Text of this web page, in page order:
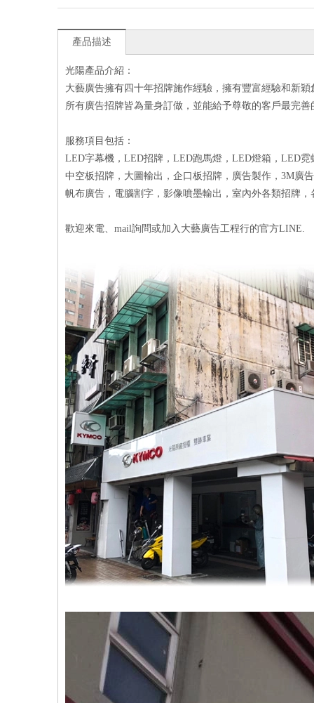
產品描述
光陽產品介紹：
大藝廣告擁有四十年招牌施作經驗，擁有豐富經驗和新
所有廣告招牌皆為量身訂做，並能給予尊敬的客戶最完善
服務項目包括：
LED字幕機，LED招牌，LED跑馬燈，LED燈箱，LED
中空板招牌，大圖輸出，企口板招牌，廣告製作，3M廣
帆布廣告，電腦割字，影像噴墨輸出，室內外各類招牌
歡迎來電、mail詢問或加入大藝廣告工程行的官方LINE.